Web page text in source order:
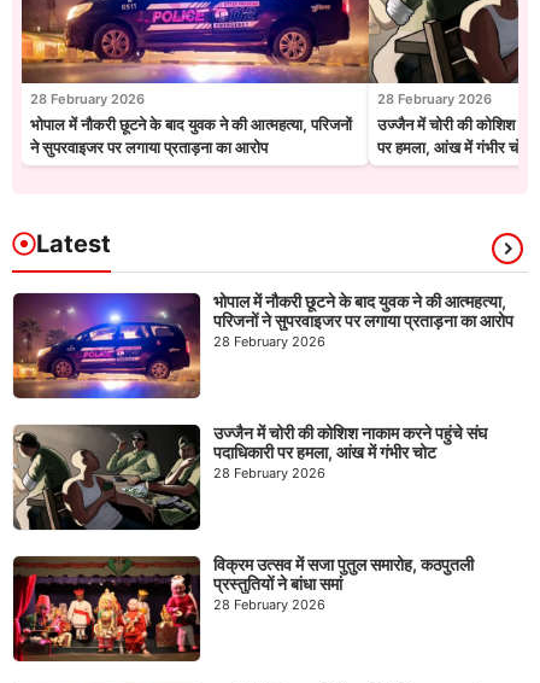
28 February 2026
भोपाल में नौकरी छूटने के बाद युवक ने की आत्महत्या, परिजनों
ने सुपरवाइजर पर लगाया प्रताड़ना का आरोप
28 February 2026
उज्जैन में चोरी की कोशिश
पर हमला, आंख में गंभीर चोट
Latest
भोपाल में नौकरी छूटने के बाद युवक ने की आत्महत्या,
परिजनों ने सुपरवाइजर पर लगाया प्रताड़ना का आरोप
28 February 2026
उज्जैन में चोरी की कोशिश नाकाम करने पहुंचे संघ
पदाधिकारी पर हमला, आंख में गंभीर चोट
28 February 2026
विक्रम उत्सव में सजा पुतुल समारोह, कठपुतली
प्रस्तुतियों ने बांधा समां
28 February 2026